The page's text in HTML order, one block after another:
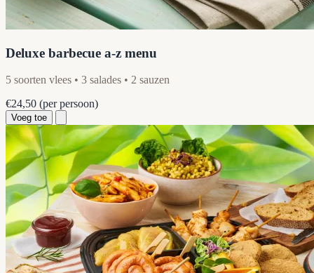
Deluxe barbecue a-z menu
5 soorten vlees • 3 salades • 2 sauzen
€24,50 (per persoon)
Voeg toe